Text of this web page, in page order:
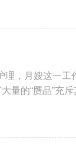
，月嫂这一
量的“赝品”